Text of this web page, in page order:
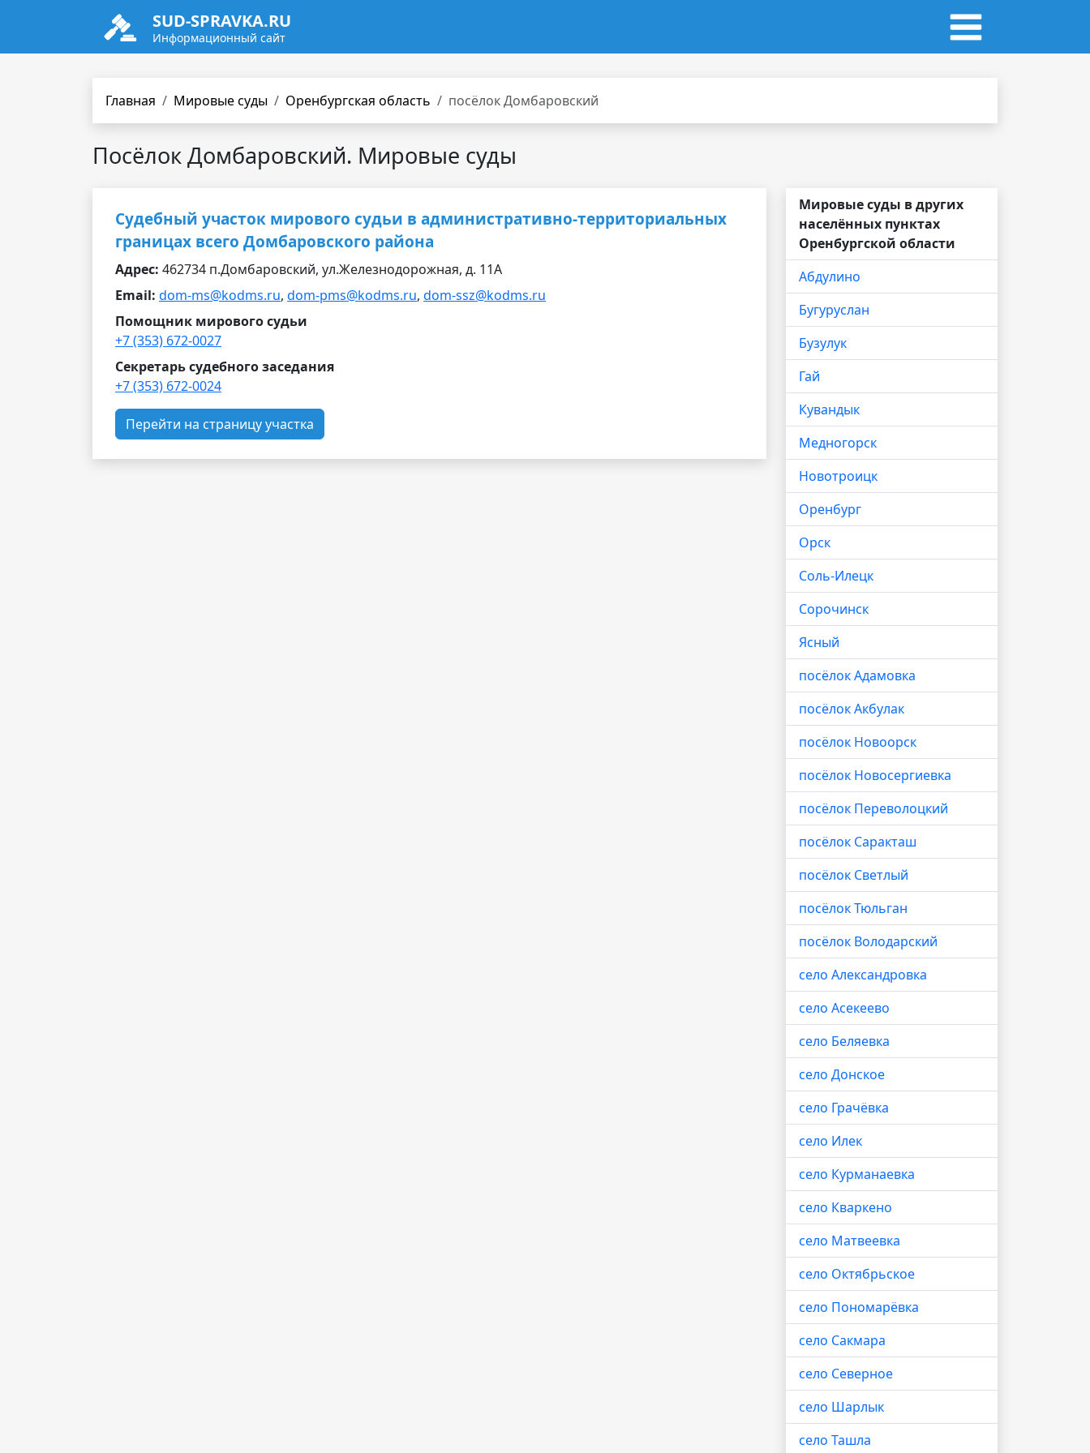
SUD-SPRAVKA.RU
Информационный сайт
Главная Мировые суды Оренбургская область посёлок Домбаровский
Посёлок Домбаровский. Мировые суды
Судебный участок мирового судьи в административно-территориальных
границах всего Домбаровского района
Адрес: 462734 п.Домбаровский, ул.Железнодорожная, д. 11А
Email: dom-ms@kodms.ru, dom-pms@kodms.ru, dom-ssz@kodms.ru
Помощник мирового судьи
+7 (353) 672-0027
Секретарь судебного заседания
+7 (353) 672-0024
Перейти на страницу участка
Мировые суды в других
населённых пунктах
Оренбургской области
Абдулино
Бугуруслан
Бузулук
Гай
Кувандык
Медногорск
Новотроицк
Оренбург
Орск
Соль-Илецк
Сорочинск
Ясный
посёлок Адамовка
посёлок Акбулак
посёлок Новоорск
посёлок Новосергиевка
посёлок Переволоцкий
посёлок Саракташ
посёлок Светлый
посёлок Тюльган
посёлок Володарский
село Александровка
село Асекеево
село Беляевка
село Донское
село Грачёвка
село Илек
село Курманаевка
село Кваркено
село Матвеевка
село Октябрьское
село Пономарёвка
село Сакмара
село Северное
село Шарлык
село Ташла